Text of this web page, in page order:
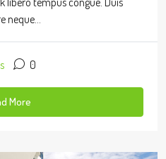
neque...
0
More